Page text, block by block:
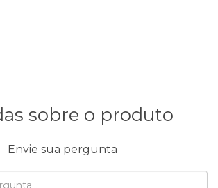
sobre o produto
Envie sua pergunta